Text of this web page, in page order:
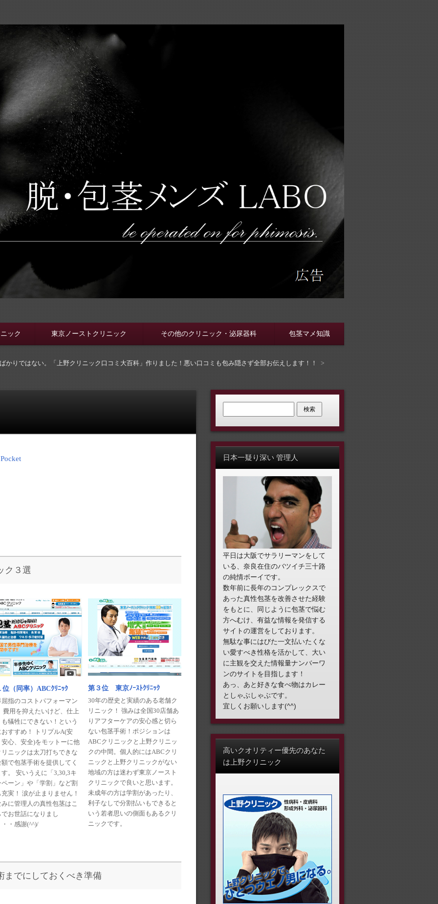
ック 東京ノーストクリニック その他のクリニック・泌尿器科 包茎マメ知識
かりではない。「上野クリニック口コミ大百科」作りました！悪い口コミも包み隠さず全部お伝えします！！
Pocket
ク３選
位（同率）ABCｸﾘﾆｯｸ
屈指のコストパフォーマン
費用を抑えたいけど、仕上
犠牲にできない！という
おすすめ！ トリプルA(安
安心、安全)をモットーに他
リニックは太刀打ちできな
で包茎手術を提供してく
。 安いうえに「3,30,3キ
ペーン」や「学割」など割
実！ 涙が止まりません！
に管理人の真性包茎はこ
お世話になりまし
・・感謝(^^)/
第３位 東京ﾉｰｽﾄｸﾘﾆｯｸ
30年の歴史と実績のある老舗ク
リニック！ 強みは全国30店舗あ
りアフターケアの安心感と切ら
ない包茎手術！ポジションは
ABCクリニックと上野クリニッ
クの中間。個人的にはABCクリ
ニックと上野クリニックがない
地域の方は迷わず東京ノースト
クリニックで良いと思います。
未成年の方は学割があったり、
利子なしで分割払いもできると
いう若者思いの側面もあるクリ
ニックです。
までにしておくべき準備
日本一疑り深い 管理人
平日は大阪でサラリーマンをして
いる、奈良在住のバツイチ三十路
の純情ボーイです。
数年前に長年のコンプレックスで
あった真性包茎を改善させた経験
をもとに、同じように包茎で悩む
方へむけ、有益な情報を発信する
サイトの運営をしております。
無駄な事にはびた一文払いたくな
い愛すべき性格を活かして、大い
に主観を交えた情報量ナンバーワ
ンのサイトを目指します！
あっ、あと好きな食べ物はカレー
としゃぶしゃぶです。
宜しくお願いします(^^)
高いクオリティー優先のあなた
は上野クリニック